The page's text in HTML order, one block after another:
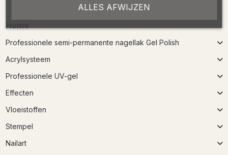
Home
Professionele semi-permanente nagellak Gel Polish
Acrylsysteem
Professionele UV-gel
Effecten
Vloeistoffen
Stempel
Nailart
ALLES AFWIJZEN